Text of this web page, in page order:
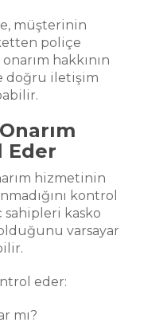
müşterinin
poliçe
hakkının
doğru iletişim
Eder
hizmetinin
kontrol
sahipleri kasko
varsayar
eder:
mı?